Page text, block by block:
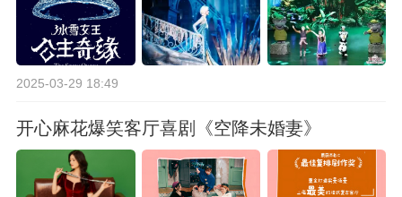
2025-03-29 18:49
开心麻花爆笑客厅喜剧《空降未婚妻》